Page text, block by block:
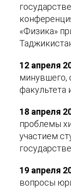
«Физика»
12 апреля
минувшего,
факультета
18 апреля
проблемы
участием
19 апреля
вопросы